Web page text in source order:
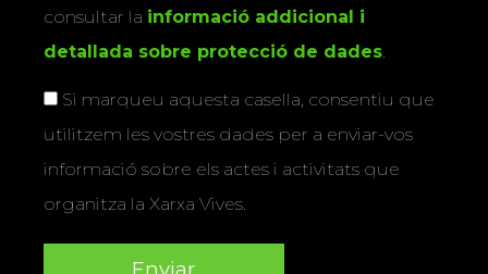
consultar la informació addicional i
detallada sobre protecció de dades
Si marqueu aquesta casella, consentiu que
utilitzem les vostres dades per a enviar-vos
informació sobre els actes i activitats que
organitza la Xarxa Vives.